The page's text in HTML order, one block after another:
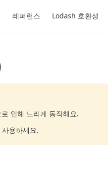
레퍼런스 Lodash 호환성
인해 느리게 동작해요.
사용하세요.